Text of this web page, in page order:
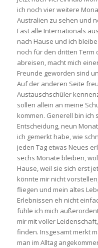
ich noch vier weitere
Australien zu sehen und
Fast alle Internationals
nach Hause und ich
noch für den dritten Term
abreisen, macht mich
Freunde geworden sind
Auf der anderen Seite
Austauschschüler
sollen allein an meine
kommen. Generell bin ich
Entscheidung, neun
ich gemerkt habe, wie
jeden Tag etwas Neues
sechs Monate bleiben,
Hause, weil sie sich erst
könnte mir nicht
fliegen und mein altes
Erlebnissen eh nicht
fühle ich mich
mir mit voller
finden. Insgesamt merkt
man im Alltag